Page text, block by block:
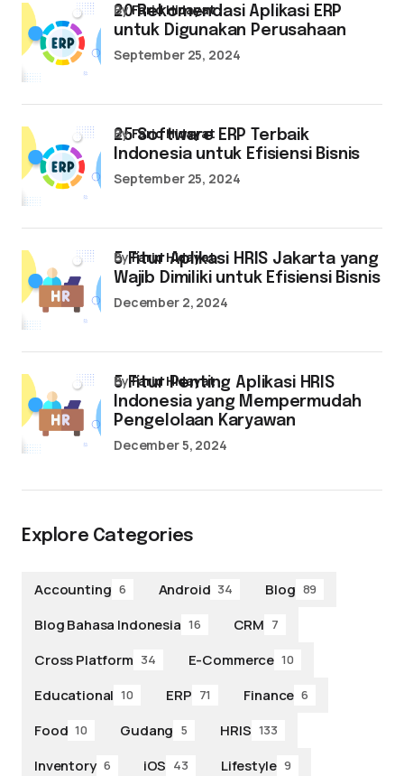
20 Rekomendasi Aplikasi ERP
untuk Digunakan Perusahaan
byFarid Hidayat
September 25, 2024
25 Software ERP Terbaik
Indonesia untuk Efisiensi Bisnis
byFarid Hidayat
September 25, 2024
5 Fitur Aplikasi HRIS Jakarta yang
Wajib Dimiliki untuk Efisiensi Bisnis
byFarid Hidayat
December 2, 2024
5 Fitur Penting Aplikasi HRIS
Indonesia yang Mempermudah
Pengelolaan Karyawan
byFarid Hidayat
December 5, 2024
Explore Categories
Accounting 6 Android 34 Blog 89
Blog Bahasa Indonesia 16 CRM 7
Cross Platform 34 E-Commerce 10
Educational 10 ERP 71 Finance 6
Food 10 Gudang 5 HRIS 133
Inventory 6 iOS 43 Lifestyle 9